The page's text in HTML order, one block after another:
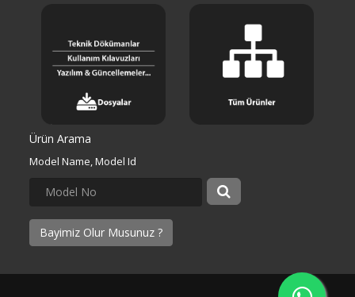
Ürün Arama
Model Name, Model Id
Bayimiz Olur Musunuz ?